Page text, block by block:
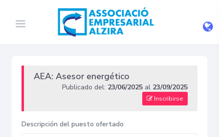
AEA: Asesor energético
Publicado del: 23/06/2025 al 23/09/2025
Inscribirse
Descripción del puesto ofertado